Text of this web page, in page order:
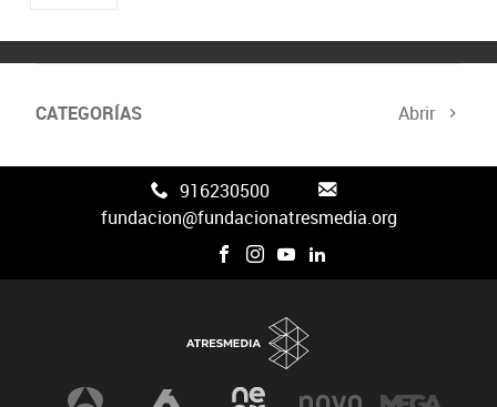
CATEGORÍAS Abrir
916230500
fundacion@fundacionatresmedia.org